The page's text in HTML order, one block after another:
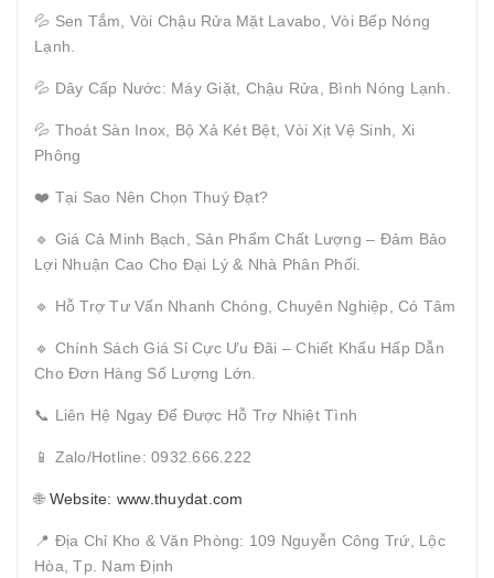
💦 Sen Tắm, Vòi Chậu Rửa Mặt Lavabo, Vòi Bếp Nóng
Lạnh.
💦 Dây Cấp Nước: Máy Giặt, Chậu Rửa, Bình Nóng Lạnh.
💦 Thoát Sàn Inox, Bộ Xả Két Bệt, Vòi Xịt Vệ Sinh, Xi
Phông
❤️ Tại Sao Nên Chọn Thuý Đạt?
🔹 Giá Cả Minh Bạch, Sản Phẩm Chất Lượng – Đảm Bảo
Lợi Nhuận Cao Cho Đại Lý & Nhà Phân Phối.
🔹 Hỗ Trợ Tư Vấn Nhanh Chóng, Chuyên Nghiệp, Có Tâm
🔹 Chính Sách Giá Sỉ Cực Ưu Đãi – Chiết Khấu Hấp Dẫn
Cho Đơn Hàng Số Lượng Lớn.
📞 Liên Hệ Ngay Để Được Hỗ Trợ Nhiệt Tình
📱 Zalo/Hotline: 0932.666.222
🌐 Website: www.thuydat.com
📍 Địa Chỉ Kho & Văn Phòng: 109 Nguyễn Công Trứ, Lộc
Hòa, Tp. Nam Định